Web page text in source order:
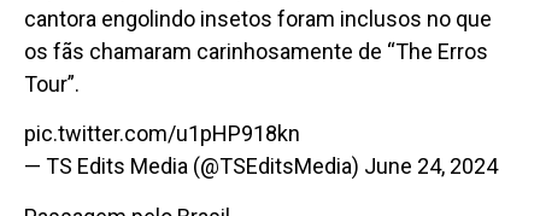
cantora engolindo insetos foram inclusos no que
os fãs chamaram carinhosamente de “The Erros
Tour”.
pic.twitter.com/u1pHP918kn
— TS Edits Media (@TSEditsMedia) June 24, 2024